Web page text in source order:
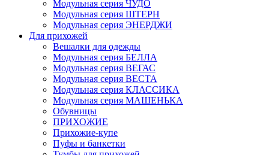
Модульная серия ЧУДО
Модульная серия ШТЕРН
Модульная серия ЭНЕРДЖИ
Для прихожей
Вешалки для одежды
Модульная серия БЕЛЛА
Модульная серия ВЕГАС
Модульная серия ВЕСТА
Модульная серия КЛАССИКА
Модульная серия МАШЕНЬКА
Обувницы
ПРИХОЖИЕ
Прихожие-купе
Пуфы и банкетки